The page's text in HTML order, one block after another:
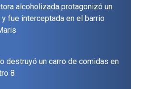
alcoholizada protagonizó un
y fue interceptada en el barrio
destruyó un carro de comidas en
8